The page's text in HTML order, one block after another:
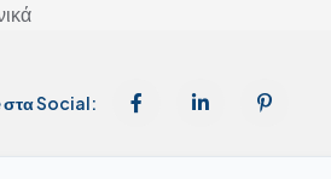
στα Social: